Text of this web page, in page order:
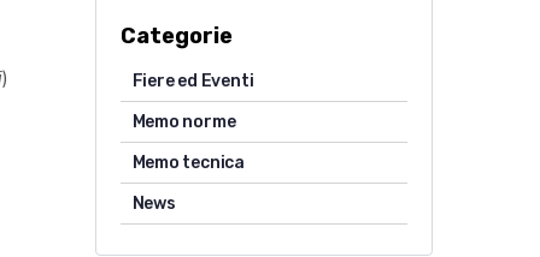
)
Categorie
Fiere ed Eventi
Memo norme
Memo tecnica
News